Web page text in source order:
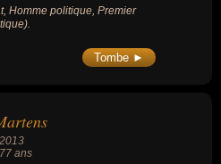
Homme politique, Premier
Tombe ►
2013
, 77 ans